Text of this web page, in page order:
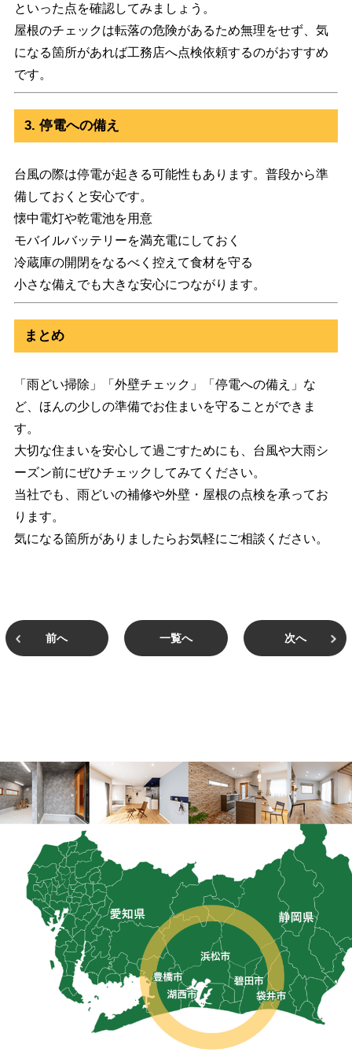
といった点を確認してみましょう。
屋根のチェックは転落の危険があるため無理をせず、気
になる箇所があれば工務店へ点検依頼するのがおすすめ
です。
3. 停電への備え
台風の際は停電が起きる可能性もあります。普段から準
備しておくと安心です。
懐中電灯や乾電池を用意
モバイルバッテリーを満充電にしておく
冷蔵庫の開閉をなるべく控えて食材を守る
小さな備えでも大きな安心につながります。
まとめ
「雨どい掃除」「外壁チェック」「停電への備え」な
ど、ほんの少しの準備でお住まいを守ることができま
す。
大切な住まいを安心して過ごすためにも、台風や大雨シ
ーズン前にぜひチェックしてみてください。
当社でも、雨どいの補修や外壁・屋根の点検を承ってお
ります。
気になる箇所がありましたらお気軽にご相談ください。
前へ 一覧へ 次へ